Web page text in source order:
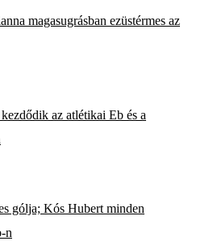
magasugrásban ezüstérmes az
az atlétikai Eb és a
gólja; Kós Hubert minden
n